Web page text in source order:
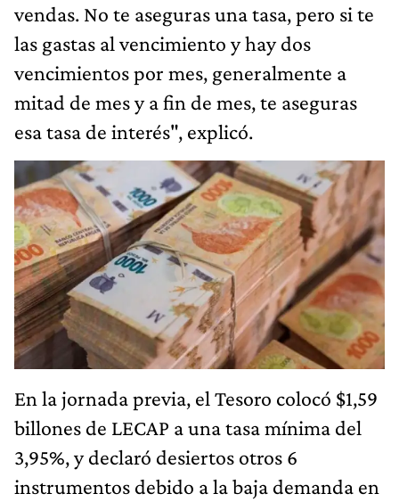
vendas. No te aseguras una tasa, pero si te
las gastas al vencimiento y hay dos
vencimientos por mes, generalmente a
mitad de mes y a fin de mes, te aseguras
esa tasa de interés", explicó.
En la jornada previa, el Tesoro colocó $1,59
billones de LECAP a una tasa mínima del
3,95%, y declaró desiertos otros 6
instrumentos debido a la baja demanda en